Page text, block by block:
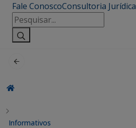
Fale ConoscoConsultoria Jurídica
Pesquisar
por:
Informativos